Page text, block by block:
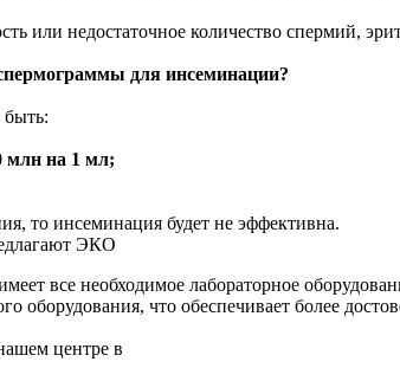
или недостаточное количество спермий,
для инсеминации?
млн на 1 мл;
то инсеминация будет не эффективна.
ЭКО
все необходимое лабораторное
оборудования, что обеспечивает более
центре в